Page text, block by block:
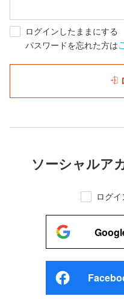
ログインしたままにする
パスワードを忘れた方は
ソーシャルア
ログ